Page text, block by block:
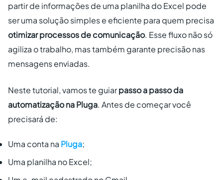
partir de informações de uma planilha do Excel pode
ser uma solução simples e eficiente para quem precisa
otimizar processos de comunicação. Esse fluxo não só
agiliza o trabalho, mas também garante precisão nas
mensagens enviadas.
Neste tutorial, vamos te guiarpasso a passo da
automatização na Pluga. Antes de começar você
precisará de:
Uma conta na Pluga;
Uma planilha no Excel;